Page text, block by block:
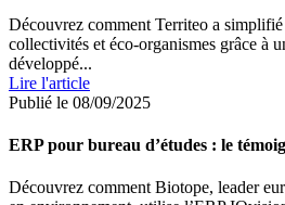
Découvrez comment Territeo a simplifié
collectivités et éco-organismes grâce à
développé...
Lire l'article
Publié le 08/09/2025
ERP pour bureau d’études : le
Découvrez comment Biotope, leader